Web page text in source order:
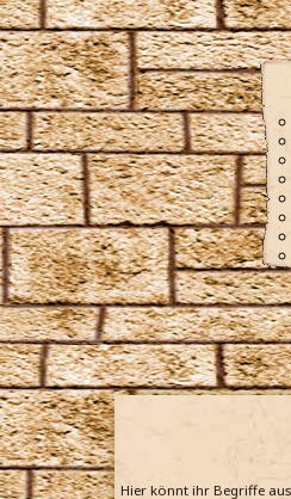
Hier könnt ihr Begriffe